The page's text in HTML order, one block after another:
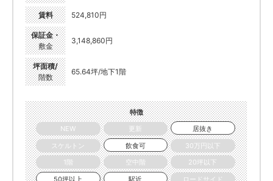
賃料 524,810円
保証金・
敷金
3,148,860円
坪面積/
階数
65.64坪/地下1階
特徴
NEW
更新
居抜き
スケルトン
飲食可
30万円以下
1階
空中階
20坪以下
50坪以上
駅近 ロードサイド